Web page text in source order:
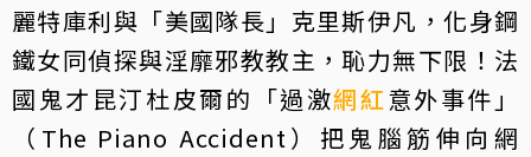
麗特庫利與「美國隊長」克里斯伊凡，化身鋼
鐵女同偵探與淫靡邪教教主，恥力無下限！法
國鬼才昆汀杜皮爾的「過激網紅意外事件」
（The Piano Accident）把鬼腦筋伸向網